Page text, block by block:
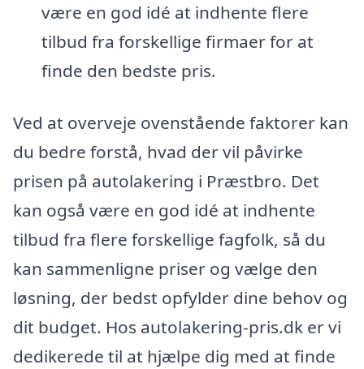
være en god idé at indhente flere
tilbud fra forskellige firmaer for at
finde den bedste pris.
Ved at overveje ovenstående faktorer kan
du bedre forstå, hvad der vil påvirke
prisen på autolakering i Præstbro. Det
kan også være en god idé at indhente
tilbud fra flere forskellige fagfolk, så du
kan sammenligne priser og vælge den
løsning, der bedst opfylder dine behov og
dit budget. Hos autolakering-pris.dk er vi
dedikerede til at hjælpe dig med at finde